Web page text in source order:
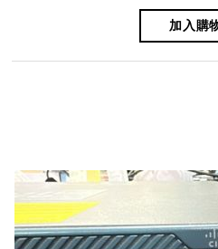
加入購